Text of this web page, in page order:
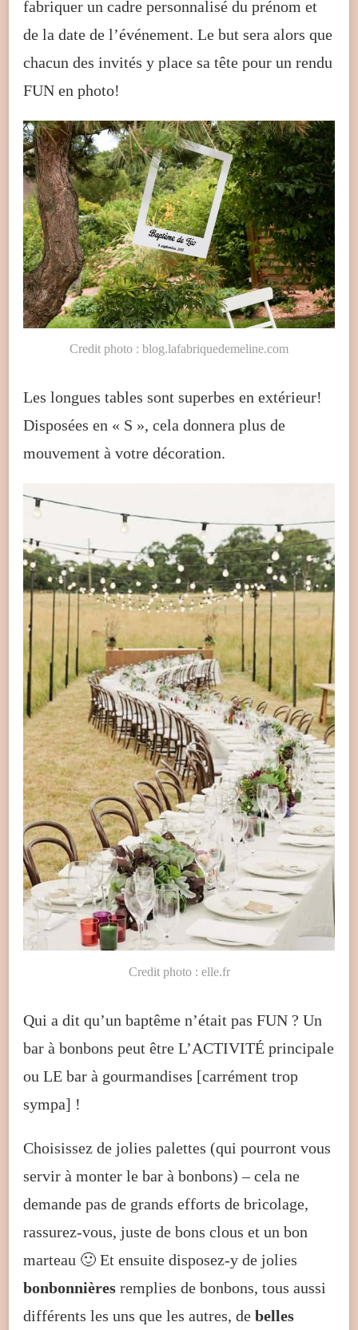
fabriquer un cadre personnalisé du prénom et
de la date de l’événement. Le but sera alors que
chacun des invités y place sa tête pour un rendu
FUN en photo!
Credit photo : blog.lafabriquedemeline.com
Les longues tables sont superbes en extérieur!
Disposées en « S », cela donnera plus de
mouvement à votre décoration.
Credit photo : elle.fr
Qui a dit qu’un baptême n’était pas FUN ? Un
bar à bonbons peut être L’ACTIVITÉ principale
ou LE bar à gourmandises [carrément trop
sympa] !
Choisissez de jolies palettes (qui pourront vous
servir à monter le bar à bonbons) – cela ne
demande pas de grands efforts de bricolage,
rassurez-vous, juste de bons clous et un bon
marteau 🙂 Et ensuite disposez-y de jolies
bonbonnières remplies de bonbons, tous aussi
différents les uns que les autres, de belles